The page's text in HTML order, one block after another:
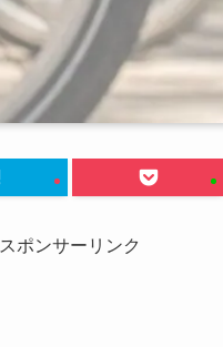
スポンサーリンク